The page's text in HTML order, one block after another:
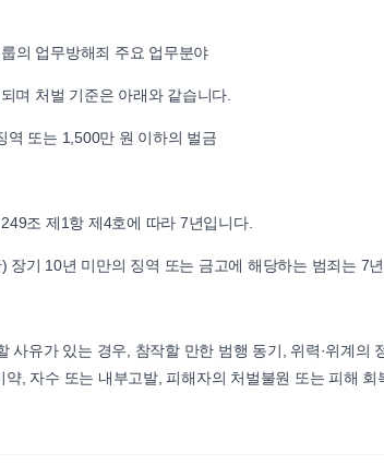
의 업무방해죄 주요 업무분야
며 처벌 기준은 아래와 같습니다.
또는 1,500만 원 이하의 벌금
조 제1항 제4호에 따라 7년입니다.
기 10년 미만의 징역 또는 금고에 해당하는 범죄는 7년
사유가 있는 경우, 참작할 만한 범행 동기, 위력·위계의
, 자수 또는 내부고발, 피해자의 처벌불원 또는 피해